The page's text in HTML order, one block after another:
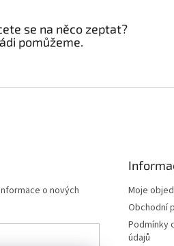
se na něco zeptat?
pomůžeme.
o nových
Moje
Obchodní
Podmínky
údajů